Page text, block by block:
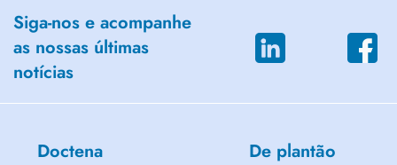
Siga-nos e acompanhe
as nossas últimas
notícias
Doctena De plantão